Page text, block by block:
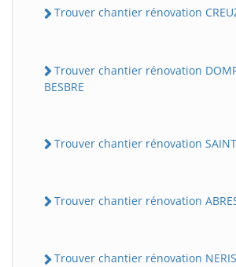
Trouver chantier rénovation
Trouver chantier rénovation
BESBRE
Trouver chantier rénovation
Trouver chantier rénovation
Trouver chantier rénovation